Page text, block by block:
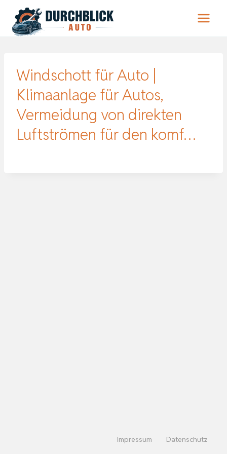
Inhalt
springen
Windschott für Auto |
Klimaanlage für Autos,
Vermeidung von direkten
Luftströmen für den komf…
Impressum Datenschutz